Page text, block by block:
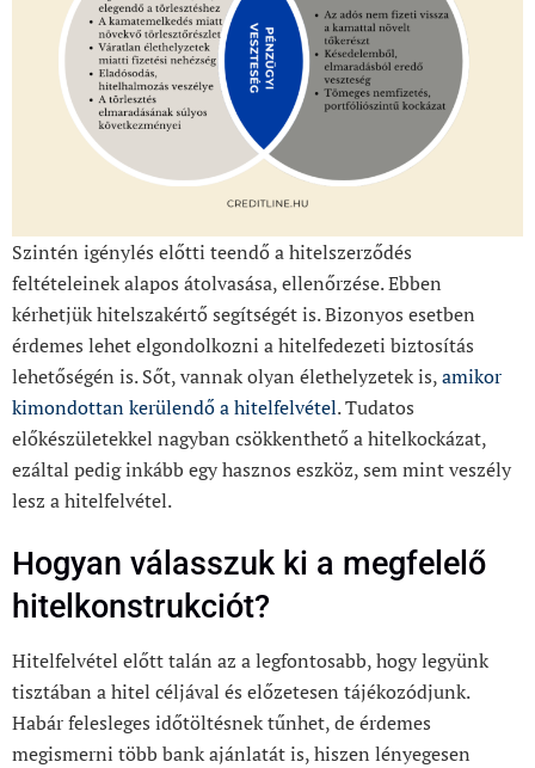
Szintén igénylés előtti teendő a hitelszerződés
feltételeinek alapos átolvasása, ellenőrzése. Ebben
kérhetjük hitelszakértő segítségét is. Bizonyos esetben
érdemes lehet elgondolkozni a hitelfedezeti biztosítás
lehetőségén is. Sőt, vannak olyan élethelyzetek is,amikor
kimondottan kerülendő a hitelfelvétel. Tudatos
előkészületekkel nagyban csökkenthető a hitelkockázat,
ezáltal pedig inkább egy hasznos eszköz, sem mint veszély
lesz a hitelfelvétel.
Hogyan válasszuk ki a megfelelő
hitelkonstrukciót?
Hitelfelvétel előtt talán az a legfontosabb, hogylegyünk
tisztában a hitel céljával és előzetesen tájékozódjunk.
Habár felesleges időtöltésnek tűnhet, de érdemes
megismerni több bank ajánlatát is, hiszen lényegesen